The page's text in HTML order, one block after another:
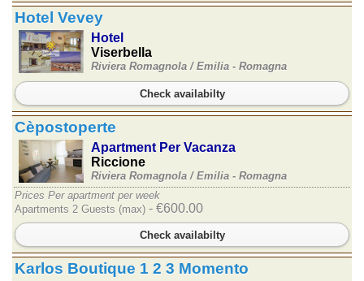
Hotel Vevey
Hotel
Viserbella
Riviera Romagnola / Emilia - Romagna
Check availabilty
Cèpostoperte
Apartment Per Vacanza
Riccione
Riviera Romagnola / Emilia - Romagna
Prices Per apartment per week
Apartments 2 Guests (max) - €600.00
Check availabilty
Karlos Boutique 1 2 3 Momento